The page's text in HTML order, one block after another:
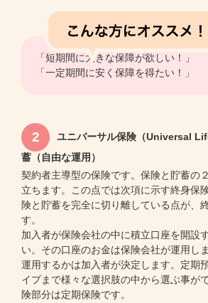
「短期間に大きな保障が欲しい！」
「一定期間に安く保障を得たい！」
2
ユニバーサル保険（Universal
蓄（自由な運用）
契約者主導型の保険です。保険と貯蓄の
立ちます。この点では次項に示す終身保
険と貯蓄を完全に切り離している点が、
す。
加入者が保険会社の中に積立口座を開設
い。その口座のお金は保険会社が運用し
運用するかは加入者が決定します。定期
イプまで様々な選択肢の中から選ぶ事が
険部分は定期保険です。